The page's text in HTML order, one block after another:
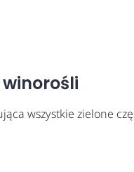
wszystkie zielone